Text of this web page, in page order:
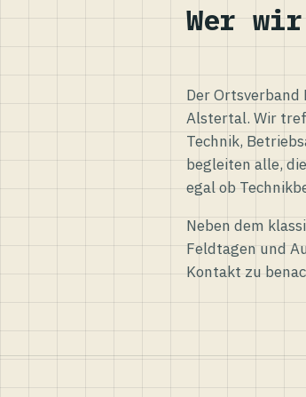
Wer
Der
Alstertal. Wir
Technik,
begleiten alle,
egal ob
Neben dem
Feldtagen und
Kontakt zu